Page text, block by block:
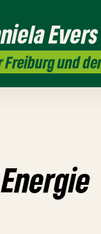
Evers
Freiburg und